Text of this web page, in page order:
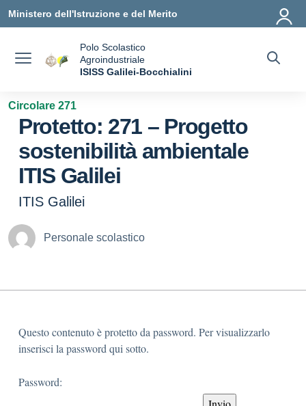
Vai ai contenuti
Vai al menu di navigazione
Vai al footer
Ministero dell'Istruzione e del Merito
Polo Scolastico
Agroindustriale
ISISS Galilei-Bocchialini
Circolare 271
Protetto: 271 – Progetto
sostenibilità ambientale
ITIS Galilei
ITIS Galilei
Personale scolastico
Questo contenuto è protetto da password. Per visualizzarlo
inserisci la password qui sotto.
Password: